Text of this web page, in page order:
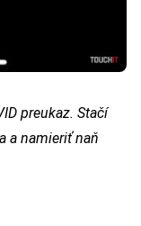
preukaz. Stačí
a namieriť naň